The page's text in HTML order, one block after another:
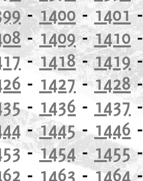
-1400 -1401
-1409-1410
-1418-1419
- 1427-1428
- 1436 - 1437
-1445- 1446
-1454-1455
- 1463 -1464